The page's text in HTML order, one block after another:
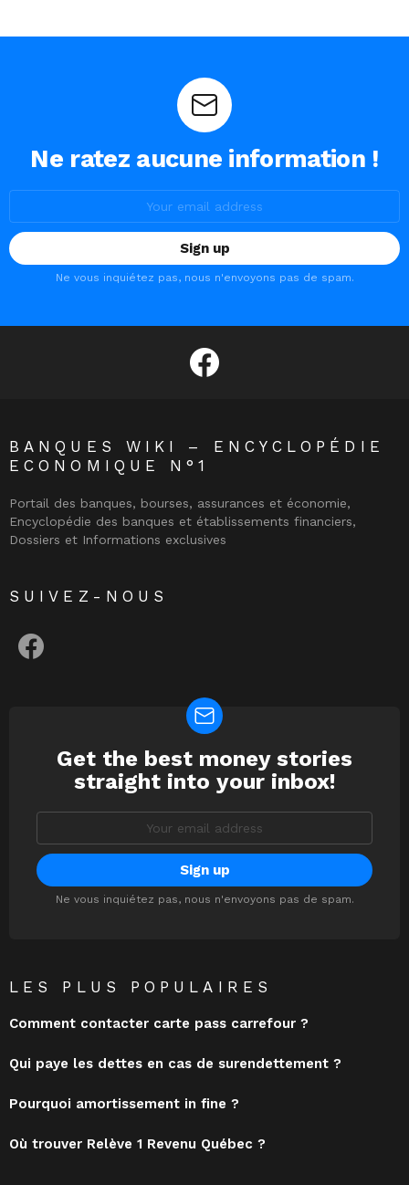
Ne ratez aucune information !
Ne vous inquiétez pas, nous n'envoyons pas de spam.
facebook
BANQUES WIKI – ENCYCLOPÉDIE
ECONOMIQUE N°1
Portail des banques, bourses, assurances et économie,
Encyclopédie des banques et établissements financiers,
Dossiers et Informations exclusives
SUIVEZ-NOUS
NEWSLETTER
Get the best money stories
straight into your inbox!
Ne vous inquiétez pas, nous n'envoyons pas de spam.
LES PLUS POPULAIRES
Comment contacter carte pass carrefour ?
Qui paye les dettes en cas de surendettement ?
Pourquoi amortissement in fine ?
Où trouver Relève 1 Revenu Québec ?